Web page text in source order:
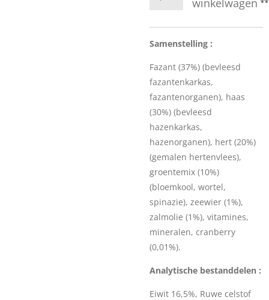
winkelwagen
Samenstelling :
Fazant (37%) (bevleesd
fazantenkarkas,
fazantenorganen), haas
(30%) (bevleesd
hazenkarkas,
hazenorganen), hert (20%)
(gemalen hertenvlees),
groentemix (10%)
(bloemkool, wortel,
spinazie), zeewier (1%),
zalmolie (1%), vitamines,
mineralen, cranberry
(0,01%).
Analytische bestanddelen :
Eiwit 16,5%, Ruwe celstof